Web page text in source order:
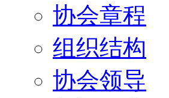
协会章程
组织结构
协会领导